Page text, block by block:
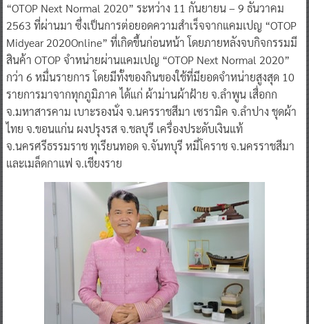
“OTOP Next Normal 2020” ระหว่าง 11 กันยายน – 9 ธันวาคม
2563 ที่ผ่านมา ซึ่งเป็นการต่อยอดความสำเร็จจากแคมเปญ “OTOP
Midyear 2020Online” ที่เกิดขึ้นก่อนหน้า โดยภายหลังจบกิจกรรมมี
สินค้า OTOP จำหน่ายผ่านแคมเปญ “OTOP Next Normal 2020”
กว่า 6 หมื่นรายการ โดยมีทั้งของกินของใช้ที่มียอดจำหน่ายสูงสุด 10
รายการมาจากทุกภูมิภาค ได้แก่ ผ้าม่านผ้าฝ้าย จ.ลำพูน เสื่อกก
จ.มหาสารคาม เบาะรองนั่ง จ.นครราชสีมา เซรามิค จ.ลำปาง ชุดผ้า
ไทย จ.ขอนแก่น ผงปรุงรส จ.ชลบุรี เครื่องประดับเงินแท้
จ.นครศรีธรรมราช ทุเรียนทอด จ.จันทบุรี หมี่โคราช จ.นครราชสีมา
และเมล็ดกาแฟ จ.เชียงราย